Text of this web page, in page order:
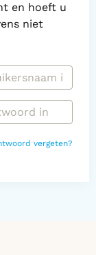
en hoeft u
niet
vergeten?